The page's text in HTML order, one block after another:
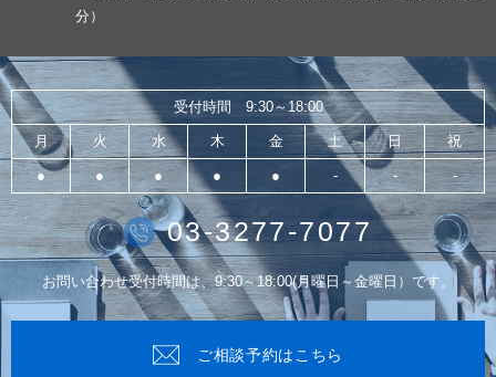
分）
受付時間 9:30～18:00
月 火 水 木 金 土 日 祝
● ● ● ● ● - - -
03-3277-7077
お問い合わせ受付時間は、9:30～18:00(月曜日～金曜日）です。
ご相談予約はこちら